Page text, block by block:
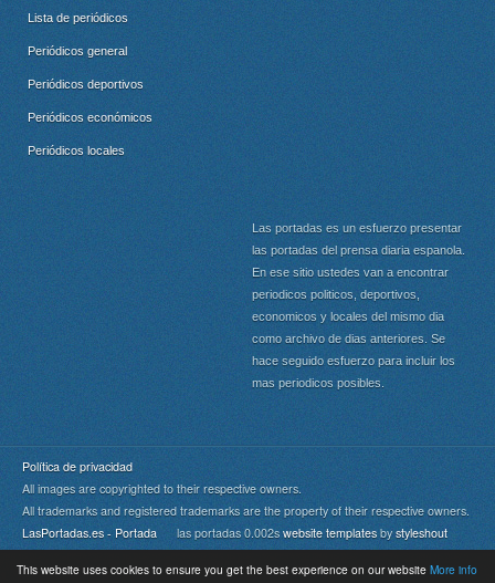
This website uses cookies to ensure you get the best experience on our website More info
Lista de periódicos
Periódicos general
Periódicos deportivos
Periódicos económicos
Periódicos locales
Las portadas es un esfuerzo presentar
las portadas del prensa diaria espanola.
En ese sitio ustedes van a encontrar
periodicos politicos, deportivos,
economicos y locales del mismo dia
como archivo de dias anteriores. Se
hace seguido esfuerzo para incluir los
mas periodicos posibles.
Política de privacidad
All images are copyrighted to their respective owners.
All trademarks and registered trademarks are the property of their respective owners.
LasPortadas.es - Portada las portadas 0.002s website templates by styleshout